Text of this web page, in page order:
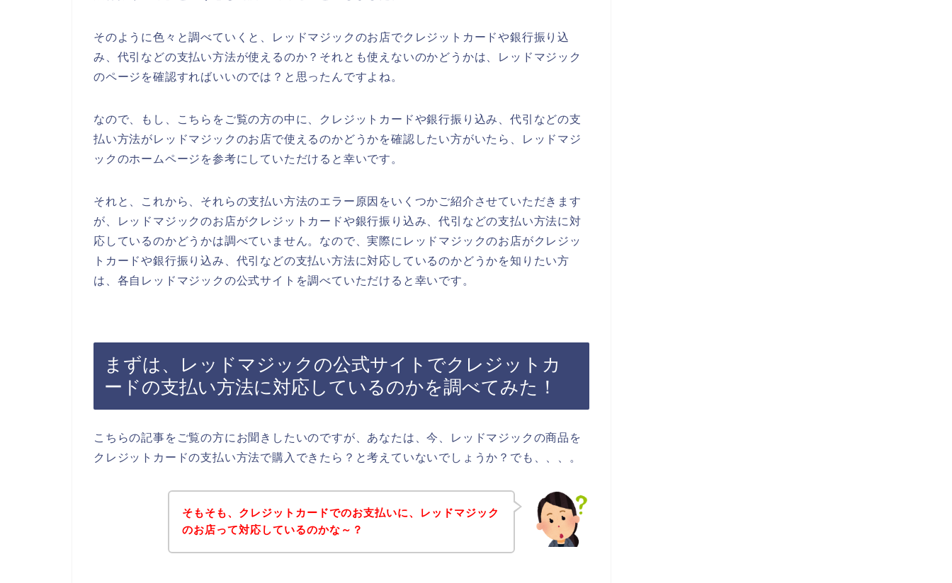
そのように色々と調べていくと、レッドマジックのお店でクレジットカードや銀行振り込
み、代引などの支払い方法が使えるのか？それとも使えないのかどうかは、レッドマジック
のページを確認すればいいのでは？と思ったんですよね。
なので、もし、こちらをご覧の方の中に、クレジットカードや銀行振り込み、代引などの支
払い方法がレッドマジックのお店で使えるのかどうかを確認したい方がいたら、レッドマジ
ックのホームページを参考にしていただけると幸いです。
それと、これから、それらの支払い方法のエラー原因をいくつかご紹介させていただきます
が、レッドマジックのお店がクレジットカードや銀行振り込み、代引などの支払い方法に対
応しているのかどうかは調べていません。なので、実際にレッドマジックのお店がクレジッ
トカードや銀行振り込み、代引などの支払い方法に対応しているのかどうかを知りたい方
は、各自レッドマジックの公式サイトを調べていただけると幸いです。
まずは、レッドマジックの公式サイトでクレジットカ
ードの支払い方法に対応しているのかを調べてみた！
こちらの記事をご覧の方にお聞きしたいのですが、あなたは、今、レッドマジックの商品を
クレジットカードの支払い方法で購入できたら？と考えていないでしょうか？でも、、、。
そもそも、クレジットカードでのお支払いに、レッドマジック
のお店って対応しているのかな～？